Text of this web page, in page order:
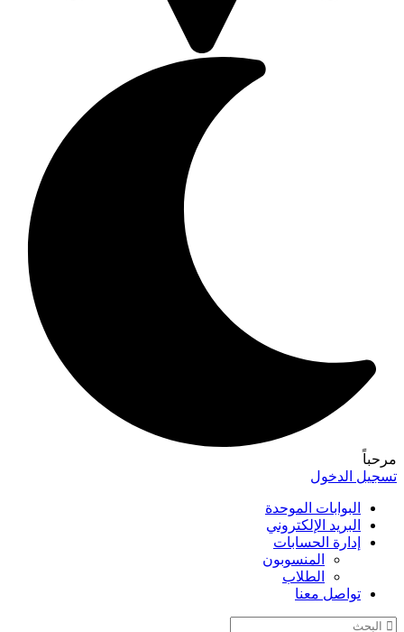
مرحباً
تسجيل الدخول
البوابات الموحدة
البريد الإلكتروني
إدارة الحسابات
المنسوبون
الطلاب
تواصل معنا